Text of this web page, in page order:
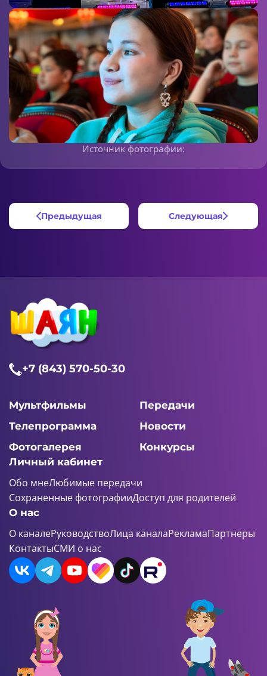
Источник фотографии:
Предыдущая Следующая
+7 (843) 570-50-30
Мультфильмы
Передачи
Телепрограмма
Новости
Фотогалерея
Конкурсы
Личный кабинет
Обо мнеЛюбимые передачи
Сохраненные фотографииДоступ для родителей
О нас
О каналеРуководствоЛица каналаРекламаПартнеры
КонтактыСМИ о нас